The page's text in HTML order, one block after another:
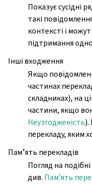
Показує сусідні
такі
контексті і
підтримання
Інші входження
Якщо
частинах
складниках), на
частини, якщо
Неузгодженість).
перекладу, яким
Памʼять перекладів
Погляд на
див. Пам’ять